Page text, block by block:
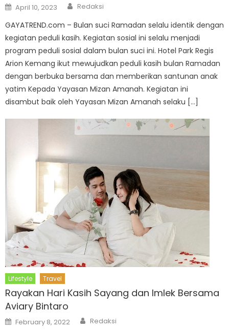
Posted
on
April 10, 2023 Author
Redaksi
GAYATREND.com – Bulan suci Ramadan selalu identik dengan
kegiatan peduli kasih. Kegiatan sosial ini selalu menjadi
program peduli sosial dalam bulan suci ini. Hotel Park Regis
Arion Kemang ikut mewujudkan peduli kasih bulan Ramadan
dengan berbuka bersama dan memberikan santunan anak
yatim Kepada Yayasan Mizan Amanah. Kegiatan ini
disambut baik oleh Yayasan Mizan Amanah selaku […]
Lifestyle Travel
Rayakan Hari Kasih Sayang dan Imlek Bersama
Aviary Bintaro
Posted
on
February 8, 2022 Author
Redaksi